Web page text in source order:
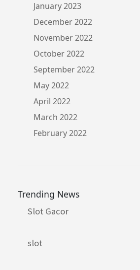
January 2023
December 2022
November 2022
October 2022
September 2022
May 2022
April 2022
March 2022
February 2022
Trending News
Slot Gacor
slot